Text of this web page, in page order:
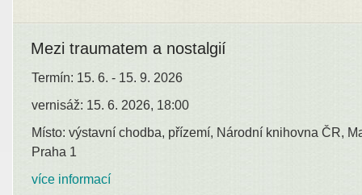
Mezi traumatem a nostalgií
Termín: 15. 6. - 15. 9. 2026
vernisáž: 15. 6. 2026, 18:00
Místo: výstavní chodba, přízemí, Národní knihovna ČR,
Praha 1
více informací